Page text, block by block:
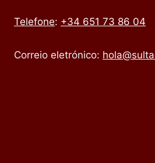
Telefone: +34 651 73 86 04
Correio eletrónico: